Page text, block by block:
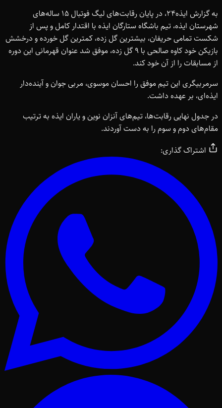
به گزارش ایذه24، در پایان رقابت‌های لیگ فوتبال 15 ساله‌های
شهرستان ایذه، تیم باشگاه ستارگان ایذه با اقتدار کامل و پس از
شکست تمامی حریفان، بیشترین گل زده، کمترین گل خورده و درخشش
بازیکن خود کاوه صالحی با 9 گل زده، موفق شد عنوان قهرمانی این دوره
از مسابقات را از آن خود کند.
سرمربیگری این تیم موفق را احسان موسوی، مربی جوان و آینده‌دار
ایذه‌ای، بر عهده داشت.
در جدول نهایی رقابت‌ها، تیم‌های آنزان نوین و یاران ایذه به ترتیب
مقام‌های دوم و سوم را به دست آوردند.
اشتراک گذاری: